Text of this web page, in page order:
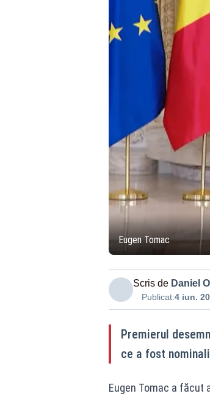
Eugen Tomac
Scris de Daniel
Publicat:4 iun.
Premierul
ce a fost
Eugen Tomac a